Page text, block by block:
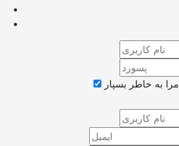
مرا به خاطر بسپار